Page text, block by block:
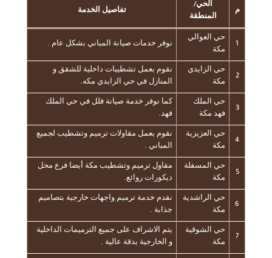
م
الحي/
المنطقة
تفاصيل الخدمة
1
حي العوالي
مكة
نوفر خدمات صيانة المباني بشكل عام .
2
حي الزايدي
مكة
نقوم بعمل تشطيبات داخلية للشقق و
المنازل في حي الزايدي مكه.
3
حي الملك
فهد مكة
كما نوفر خدمة صيانة فلل في حي الملك
فهد.
4
حي العزيزية
مكة
نقوم بعمل مقاولات ترميم وتشطيب لجميع
المباني .
5
حي المسفلة
مكة
مقاول ترميم وتشطيب مكة أيضا فرع محل
ديكورات روائع.
6
حي الراشدية
مكة
نقدم خدمة ترميم واجهات خارجية بتصاميم
جذابة .
7
حي الشوقية
مكة
يتم الاشراف على جميع الترميمات الداخلية
و الخارجية بدقة عالية .